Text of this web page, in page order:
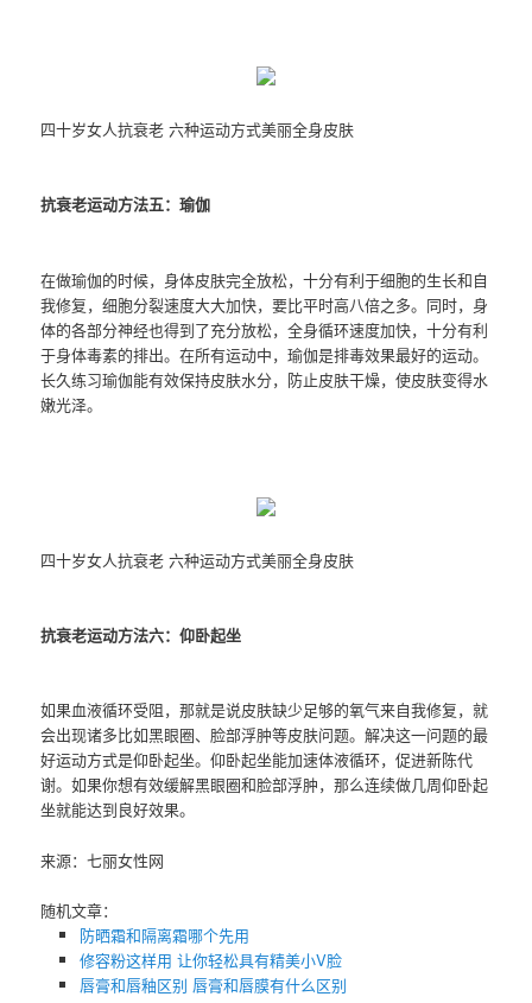
四十岁女人抗衰老 六种运动方式美丽全身皮肤
抗衰老运动方法五：瑜伽
在做瑜伽的时候，身体皮肤完全放松，十分有利于细胞的生长和自
我修复，细胞分裂速度大大加快，要比平时高八倍之多。同时，身
体的各部分神经也得到了充分放松，全身循环速度加快，十分有利
于身体毒素的排出。在所有运动中，瑜伽是排毒效果最好的运动。
长久练习瑜伽能有效保持皮肤水分，防止皮肤干燥，使皮肤变得水
嫩光泽。
四十岁女人抗衰老 六种运动方式美丽全身皮肤
抗衰老运动方法六：仰卧起坐
如果血液循环受阻，那就是说皮肤缺少足够的氧气来自我修复，就
会出现诸多比如黑眼圈、脸部浮肿等皮肤问题。解决这一问题的最
好运动方式是仰卧起坐。仰卧起坐能加速体液循环，促进新陈代
谢。如果你想有效缓解黑眼圈和脸部浮肿，那么连续做几周仰卧起
坐就能达到良好效果。
来源：七丽女性网
随机文章：
防晒霜和隔离霜哪个先用
修容粉这样用 让你轻松具有精美小V脸
唇膏和唇釉区别 唇膏和唇膜有什么区别